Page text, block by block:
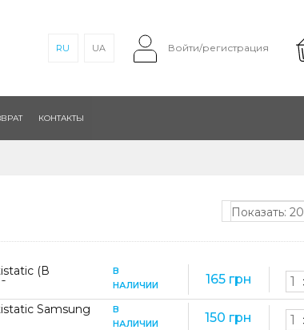
RU UA Войти/регистрация
КОНТАКТЫ
Показать: 20
(В
A50/A50s/M21/M22/M32
В
НАЛИЧИИ
165 грн
Samsung
В
НАЛИЧИИ
150 грн